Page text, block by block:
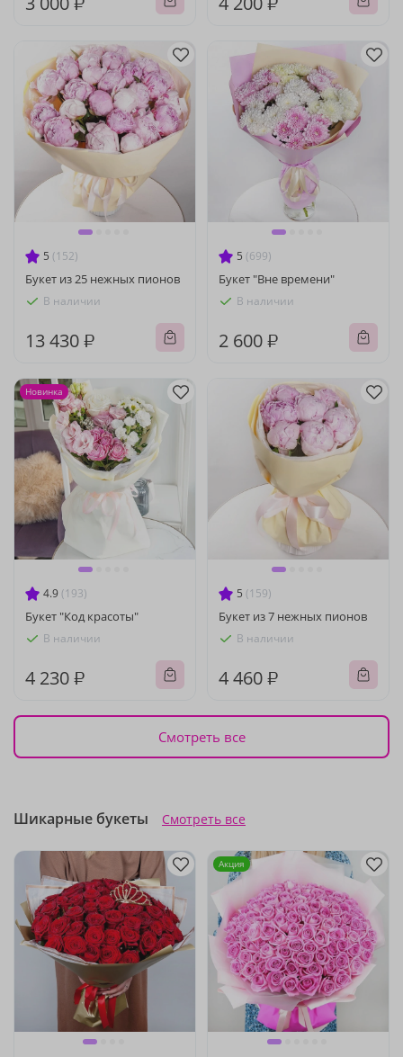
5 (152)
Букет из 25 нежных пионов
В наличии
13 430 ₽
5 (699)
Букет "Вне времени"
В наличии
2 600 ₽
4.9 (193)
Букет "Код красоты"
В наличии
4 230 ₽
Новинка
5 (159)
Букет из 7 нежных пионов
В наличии
4 460 ₽
Смотреть все
Шикарные букеты Смотреть все
Акция